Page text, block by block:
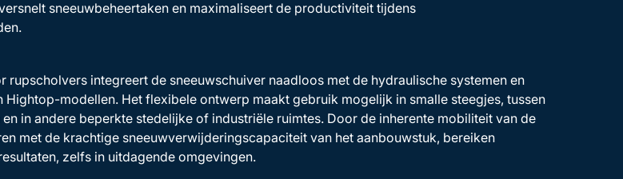
sneeuwbeheertaken en maximaliseert de productiviteit tijdens
rupscholvers integreert de sneeuwschuiver naadloos met de hydraulische systemen en
Hightop-modellen. Het flexibele ontwerp maakt gebruik mogelijk in smalle steegjes, tussen
in andere beperkte stedelijke of industriële ruimtes. Door de inherente mobiliteit van de
met de krachtige sneeuwverwijderingscapaciteit van het aanbouwstuk, bereiken
zelfs in uitdagende omgevingen.